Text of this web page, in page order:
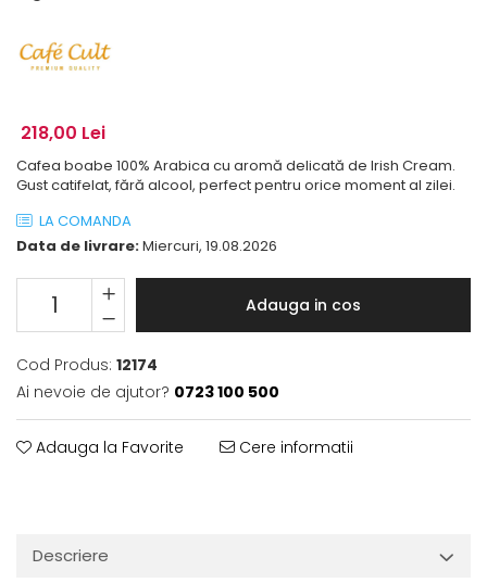
218,00 Lei
Cafea boabe 100% Arabica cu aromă delicată de Irish Cream.
Gust catifelat, fără alcool, perfect pentru orice moment al zilei.
LA COMANDA
Data de livrare:Miercuri, 19.08.2026
Adauga in cos
Cod Produs: 12174
Ai nevoie de ajutor? 0723 100 500
Adauga la Favorite Cere informatii
Descriere